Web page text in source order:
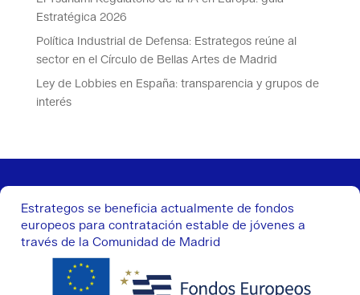
Estratégica 2026
Política Industrial de Defensa: Estrategos reúne al
sector en el Círculo de Bellas Artes de Madrid
Ley de Lobbies en España: transparencia y grupos de
interés
Estrategos se beneficia actualmente de fondos
europeos para contratación estable de jóvenes a
través de la Comunidad de Madrid